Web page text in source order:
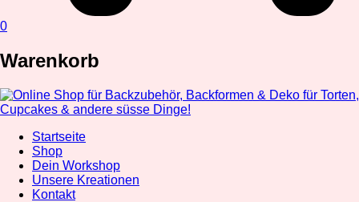
0
Warenkorb
Startseite
Shop
Dein Workshop
Unsere Kreationen
Kontakt